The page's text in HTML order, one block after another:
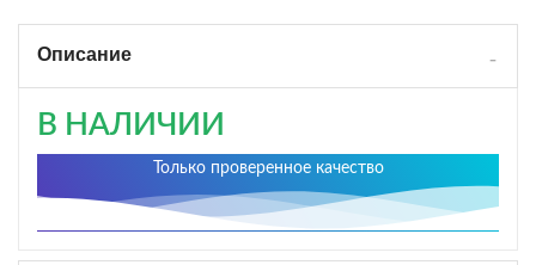
Описание
В НАЛИЧИИ
Только проверенное качество